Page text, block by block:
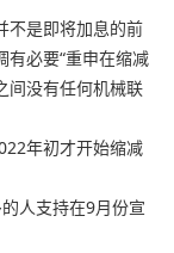
是即将加息的前
有必要“重申在缩减
间没有任何机械联
年初才开始缩减
人支持在9月份宣